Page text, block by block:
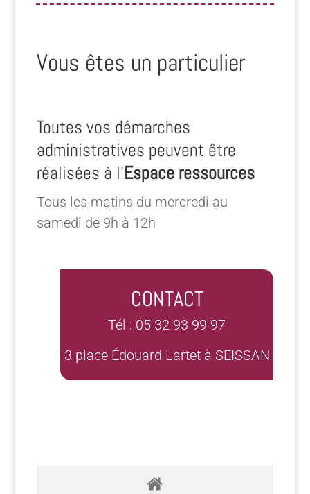
Vous êtes un particulier
Toutes vos démarches
administratives peuvent être
réalisées à l’Espace ressources
Tous les matins du mercredi au
samedi de 9h à 12h
CONTACT
Tél : 05 32 93 99 97
3 place Édouard Lartet à SEISSAN